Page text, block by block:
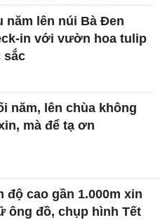
năm lên núi Bà Đen
in với vườn hoa tulip
sắc
năm, lên chùa không
mà để tạ ơn
độ cao gần 1.000m xin
ông đồ, chụp hình Tết